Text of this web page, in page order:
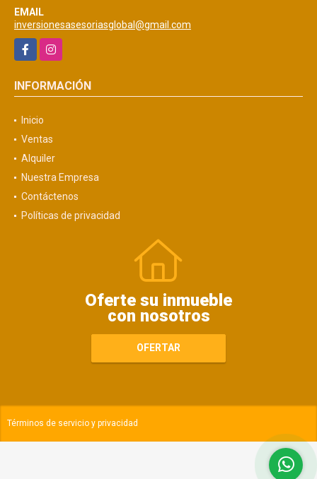
EMAIL
inversionesasesoriasglobal@gmail.com
FacebookInstagram
INFORMACIÓN
Inicio
Ventas
Alquiler
Nuestra Empresa
Contáctenos
Políticas de privacidad
Oferte su inmueble
con nosotros
OFERTAR
Términos de servicio y privacidad